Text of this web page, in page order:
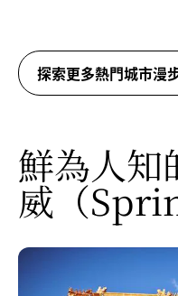
探索更多熱門城市漫
鮮為人知
威（